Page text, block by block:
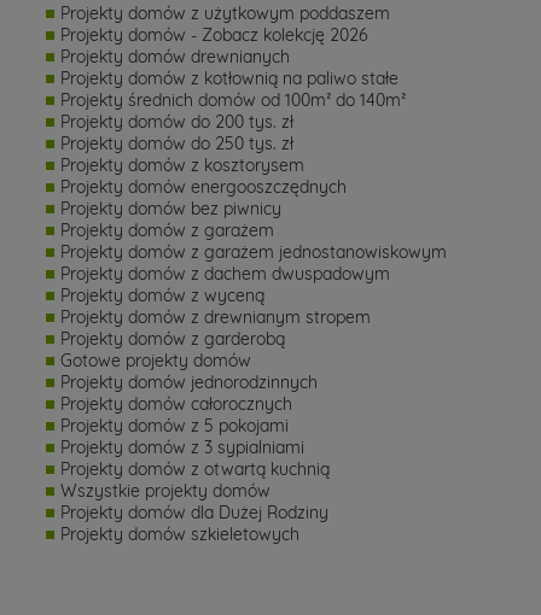
Projekty domów z użytkowym poddaszem
Projekty domów - Zobacz kolekcję 2026
Projekty domów drewnianych
Projekty domów z kotłownią na paliwo stałe
Projekty średnich domów od 100m² do 140m²
Projekty domów do 200 tys. zł
Projekty domów do 250 tys. zł
Projekty domów z kosztorysem
Projekty domów energooszczędnych
Projekty domów bez piwnicy
Projekty domów z garażem
Projekty domów z garażem jednostanowiskowym
Projekty domów z dachem dwuspadowym
Projekty domów z wyceną
Projekty domów z drewnianym stropem
Projekty domów z garderobą
Gotowe projekty domów
Projekty domów jednorodzinnych
Projekty domów całorocznych
Projekty domów z 5 pokojami
Projekty domów z 3 sypialniami
Projekty domów z otwartą kuchnią
Wszystkie projekty domów
Projekty domów dla Dużej Rodziny
Projekty domów szkieletowych